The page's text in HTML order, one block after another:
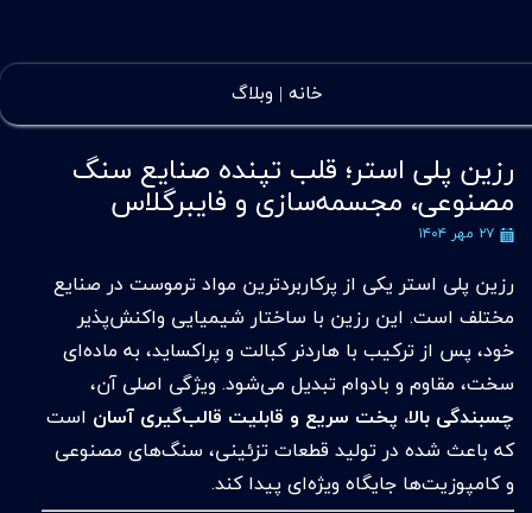
خانه | وبلاگ
رزین پلی استر؛ قلب تپنده صنایع سنگ
مصنوعی، مجسمه‌سازی و فایبرگلاس
۲۷ مهر ۱۴۰۴
رزین پلی استر یکی از پرکاربردترین مواد ترموست در صنایع
مختلف است. این رزین با ساختار شیمیایی واکنش‌پذیر
خود، پس از ترکیب با هاردنر کبالت و پراکساید، به ماده‌ای
سخت، مقاوم و بادوام تبدیل می‌شود. ویژگی اصلی آن،
چسبندگی بالا، پخت سریع و قابلیت قالب‌گیری آسان است
که باعث شده در تولید قطعات تزئینی، سنگ‌های مصنوعی
و کامپوزیت‌ها جایگاه ویژه‌ای پیدا کند.